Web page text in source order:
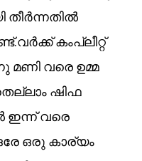
തീർന്നതിൽ
കംപ്ലീറ്റ്
മണി വരെ ഉമ്മ
ഷിഫ
ഇന്ന് വരെ
ഒരു കാര്യം